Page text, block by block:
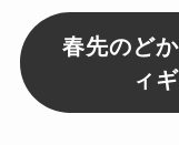
春先のど
ィ